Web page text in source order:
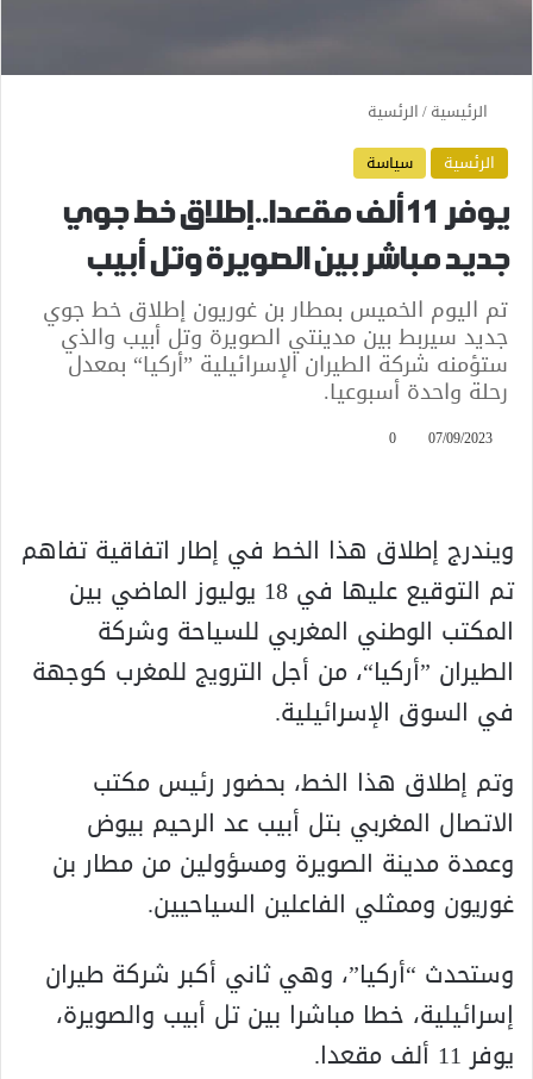
الرئيسية/الرئسية
الرئسية
سياسة
يوفر 11 ألف مقعدا..إطلاق خط جوي
جديد مباشر بين الصويرة وتل أبيب
تم اليوم الخميس بمطار بن غوريون إطلاق خط جوي
جديد سيربط بين مدينتي الصويرة وتل أبيب والذي
ستؤمنه شركة الطيران الإسرائيلية ”أركيا“ بمعدل
رحلة واحدة أسبوعيا.
07/09/2023
0
ويندرج إطلاق هذا الخط في إطار اتفاقية تفاهم
تم التوقيع عليها في 18 يوليوز الماضي بين
المكتب الوطني المغربي للسياحة وشركة
الطيران ”أركيا“، من أجل الترويج للمغرب كوجهة
في السوق الإسرائيلية.
وتم إطلاق هذا الخط، بحضور رئيس مكتب
الاتصال المغربي بتل أبيب عد الرحيم بيوض
وعمدة مدينة الصويرة ومسؤولين من مطار بن
غوريون وممثلي الفاعلين السياحيين.
وستحدث “أركيا”، وهي ثاني أكبر شركة طيران
إسرائيلية، خطا مباشرا بين تل أبيب والصويرة،
يوفر 11 ألف مقعدا.